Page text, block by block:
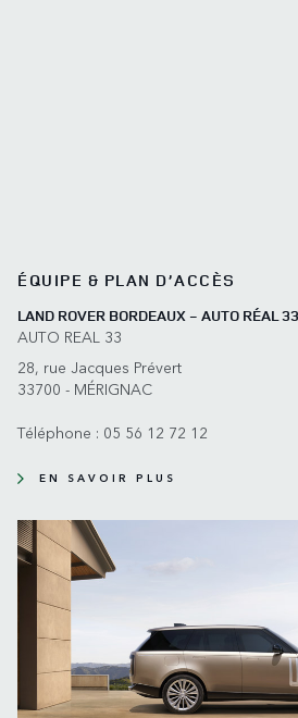
ÉQUIPE & PLAN D’ACCÈS
LAND ROVER BORDEAUX - AUTO RÉAL 33
AUTO REAL 33
28, rue Jacques Prévert
33700 - MÉRIGNAC
Téléphone : 05 56 12 72 12
EN SAVOIR PLUS